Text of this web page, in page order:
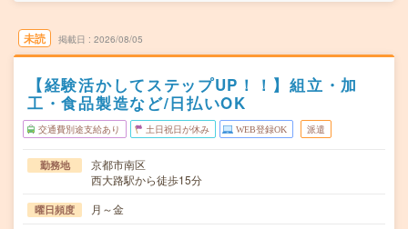
未読 掲載日 2026/08/05
【経験活かしてステップUP！！】組立・加
工・食品製造など/日払いOK
交通費別途支給あり 土日祝日が休み WEB登録OK 派遣
勤務地
京都市南区
西大路駅から徒歩15分
曜日頻度 月～金